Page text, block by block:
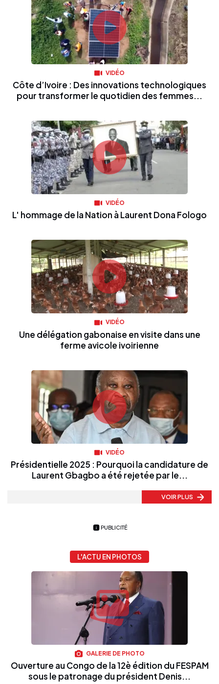
VIDÉO
Côte d’Ivoire : Des innovations technologiques
pour transformer le quotidien des femmes...
VIDÉO
L' hommage de la Nation à Laurent Dona Fologo
VIDÉO
Une délégation gabonaise en visite dans une
ferme avicole ivoirienne
VIDÉO
Présidentielle 2025 : Pourquoi la candidature de
Laurent Gbagbo a été rejetée par le...
VOIR PLUS
PUBLICITÉ
L'ACTU EN PHOTOS
GALERIE DE PHOTO
Ouverture au Congo de la 12è édition du FESPAM
sous le patronage du président Denis...